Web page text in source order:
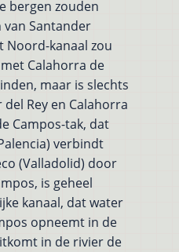
bergen zouden
van Santander
Noord-kanaal zou
Calahorra de
maar is slechts
Rey en Calahorra
Campos-tak, dat
verbindt
(Valladolid) door
is geheel
kanaal, dat water
opneemt in de
in de rivier de